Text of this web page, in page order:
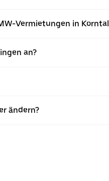
Vermietungen in
an?
ändern?